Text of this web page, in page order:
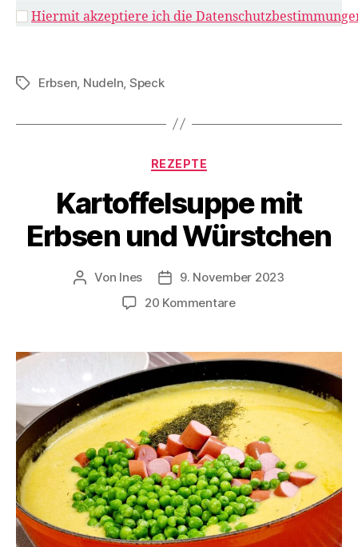
Hiermit akzeptiere ich die
Schlagwörter
Erbsen Nudeln Speck
Kategorien
REZEPTE
Kartoffelsuppe mit
Erbsen und Würstchen
Beitragsautor
Von Ines Veröffentlichungsdatum
9. November 2023
20 Kommentarezu
Erbsen
Würstchen